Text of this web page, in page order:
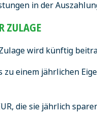
in der
ZULAGE
wird künftig
einem jährlichen
die sie jährlich